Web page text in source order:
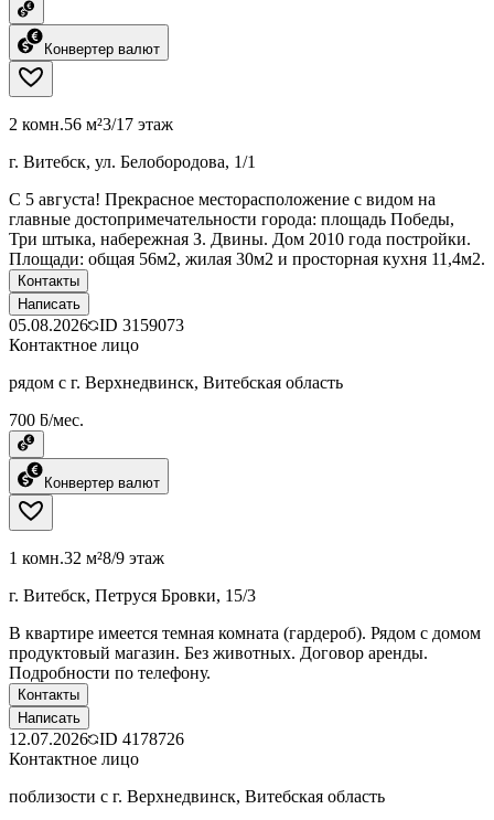
Конвертер валют
2 комн.56 м²3/17 этаж
г. Витебск, ул. Белобородова, 1/1
C 5 августа! Прекрасное месторасположение с видом на
главные достопримечательности города: площадь Победы,
Три штыка, набережная З. Двины. Дом 2010 года постройки.
Площади: общая 56м2, жилая 30м2 и просторная кухня 11,4м2.
Контакты
Написать
05.08.2026 ID 3159073
Контактное лицо
рядом с г. Верхнедвинск, Витебская область
700 ƃ/мес.
Конвертер валют
1 комн.32 м²8/9 этаж
г. Витебск, Петруся Бровки, 15/3
В квартире имеется темная комната (гардероб). Рядом с домом
продуктовый магазин. Без животных. Договор аренды.
Подробности по телефону.
Контакты
Написать
12.07.2026 ID 4178726
Контактное лицо
поблизости с г. Верхнедвинск, Витебская область